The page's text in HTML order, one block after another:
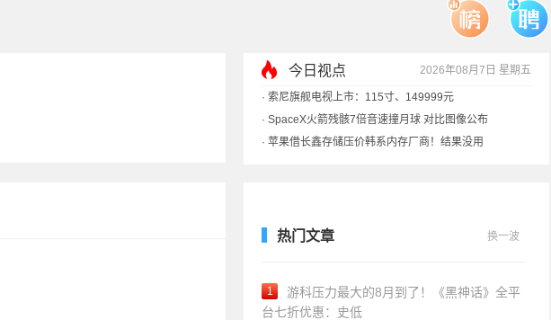
今日视点 2026年08月7日 星期五
· 索尼旗舰电视上市：115寸、149999元
· SpaceX火箭残骸7倍音速撞月球 对比图像公布
· 苹果借长鑫存储压价韩系内存厂商！结果没用
热门文章 换一波
1
游科压力最大的8月到了！《黑神话》全平
台七折优惠：史低